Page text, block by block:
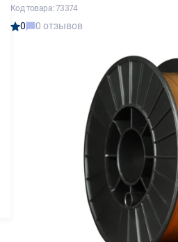
Код товара: 73374
0 0 отзывов